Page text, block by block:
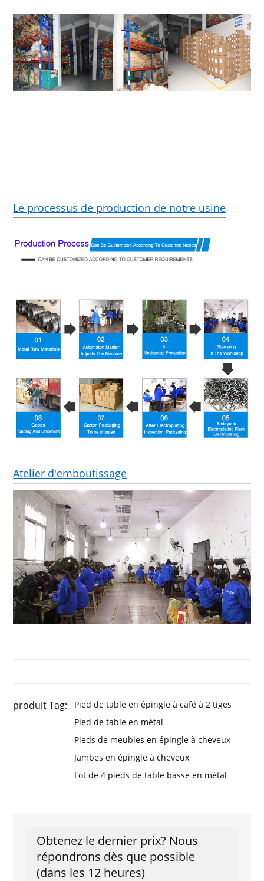
Le processus de production de notre usine
Atelier d'emboutissage
produit Tag:
Pied de table en épingle à café à 2 tiges
Pied de table en métal
Pieds de meubles en épingle à cheveux
Jambes en épingle à cheveux
Lot de 4 pieds de table basse en métal
Obtenez le dernier prix? Nous
répondrons dès que possible
(dans les 12 heures)